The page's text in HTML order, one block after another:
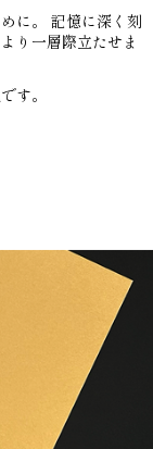
に。 記憶に深く刻
り一層際立たせま
す。